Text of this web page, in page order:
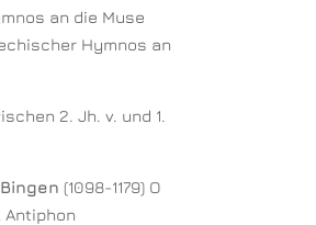
an die Muse
Hymnos an
2. Jh. v. und 1.
(1098-1179) O